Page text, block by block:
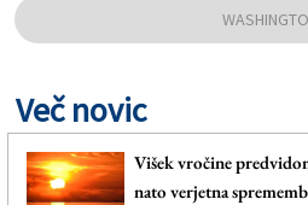
Več novic
Višek vročine
nato verjetna